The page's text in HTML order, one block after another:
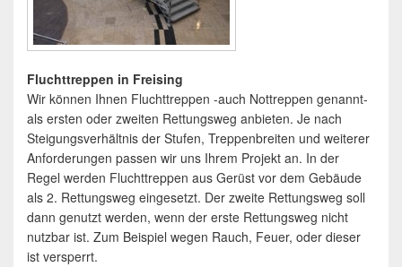
Fluchttreppen in Freising
Wir können Ihnen Fluchttreppen -auch Nottreppen genannt-
als ersten oder zweiten Rettungsweg anbieten. Je nach
Steigungsverhältnis der Stufen, Treppenbreiten und weiterer
Anforderungen passen wir uns Ihrem Projekt an. In der
Regel werden Fluchttreppen aus Gerüst vor dem Gebäude
als 2. Rettungsweg eingesetzt. Der zweite Rettungsweg soll
dann genutzt werden, wenn der erste Rettungsweg nicht
nutzbar ist. Zum Beispiel wegen Rauch, Feuer, oder dieser
ist versperrt.